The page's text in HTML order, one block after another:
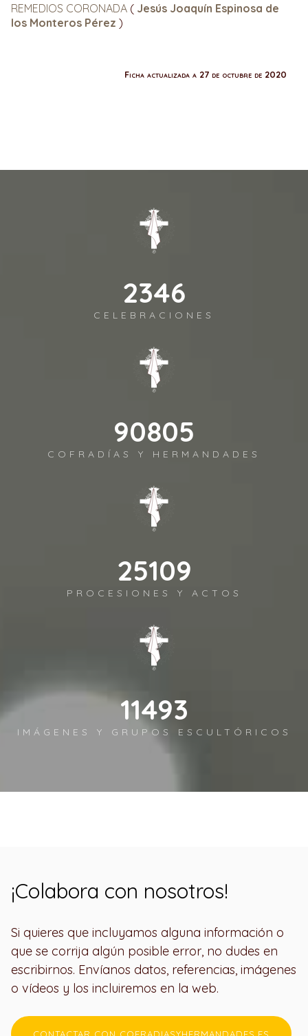
REMEDIOS CORONADA ( Jesús Joaquín Espinosa de
los Monteros Pérez )
Ficha actualizada a 27 de octubre de 2020
2590
CELEBRACIONES
100264
COFRADÍAS Y HERMANDADES
27725
PROCESIONES Y ACTOS
12690
IMÁGENES Y GRUPOS ESCULTÓRICOS
¡Colabora con nosotros!
Si quieres que incluyamos alguna información o
que se corrija algún posible error, no dudes en
escribirnos. Envíanos datos, referencias, imágenes
o vídeos y los incluiremos en la web.